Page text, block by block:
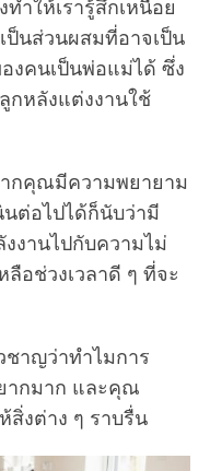
ำให้เรารู้สึกเหนื่อย
ป็นส่วนผสมที่อาจเป็น
คนเป็นพ่อแม่ได้ ซึ่ง
กหลังแต่งงานใช้
ากคุณมีความพยายาม
ต่อไปได้ก็นับว่ามี
งานไปกับความไม่
อช่วงเวลาดี ๆ ที่จะ
ชาญว่าทำไมการ
ากมาก และคุณ
สิ่งต่าง ๆ ราบรื่น